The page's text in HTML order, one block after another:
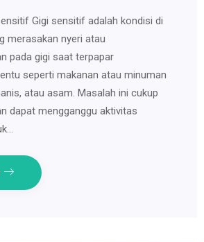
Gigi sensitif adalah kondisi di
merasakan nyeri atau
pada gigi saat terpapar
seperti makanan atau minuman
atau asam. Masalah ini cukup
dapat mengganggu aktivitas